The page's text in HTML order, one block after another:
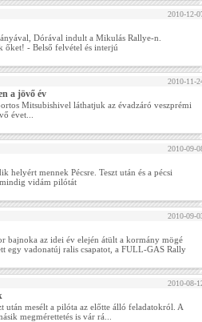
2010-12-
Dórával indult a Mikulás Rallye-n.
őket! - Belső felvétel és interjú
2010-11-
a jövő év
Mitsubishivel láthatjuk az évadzáró veszprémi
évet...
2010-09-
helyért mennek Pécsre. Teszt után és a pécsi
vidám pilótát
2010-09-
bajnoka az idei év elején átült a kormány mögé
egy vadonatúj ralis csapatot, a FULL-GAS Rally
2010-08-
után mesélt a pilóta az előtte álló feladatokról. A
megmérettetés is vár rá...